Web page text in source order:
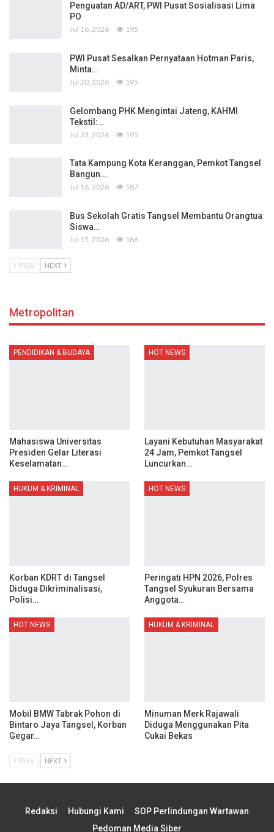
Penguatan AD/ART, PWI Pusat Sosialisasi Lima
PO
Jul 16, 2026 195
PWI Pusat Sesalkan Pernyataan Hotman Paris,
Minta…
Jul 20, 2026 195
Gelombang PHK Mengintai Jateng, KAHMI
Tekstil:…
Jul 23, 2026 195
Tata Kampung Kota Keranggan, Pemkot Tangsel
Bangun…
Jul 16, 2026 187
Bus Sekolah Gratis Tangsel Membantu Orangtua
Siswa…
Jul 15, 2026 186
PREV NEXT
Metropolitan
PENDIDIKAN & BUDAYA
Mahasiswa Universitas
Presiden Gelar Literasi
Keselamatan…
HOT NEWS
Layani Kebutuhan Masyarakat
24 Jam, Pemkot Tangsel
Luncurkan…
HUKUM & KRIMINAL
Korban KDRT di Tangsel
Diduga Dikriminalisasi,
Polisi…
HOT NEWS
Peringati HPN 2026, Polres
Tangsel Syukuran Bersama
Anggota…
HOT NEWS
Mobil BMW Tabrak Pohon di
Bintaro Jaya Tangsel, Korban
Gegar…
HUKUM & KRIMINAL
Minuman Merk Rajawali
Diduga Menggunakan Pita
Cukai Bekas
PREV NEXT
Redaksi Hubungi Kami
SOP Perlindungan Wartawan
Pedoman Media Siber